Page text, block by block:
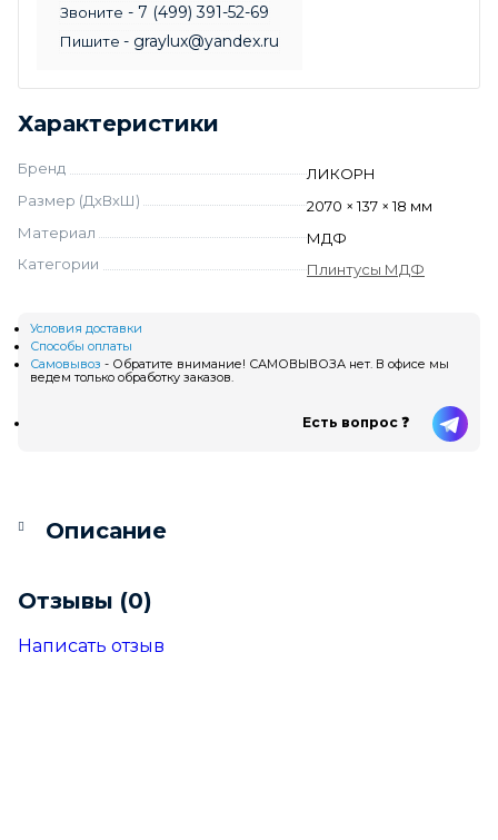
Звоните - 7 (499) 391-52-69
Пишите - graylux@yandex.ru
Характеристики
Бренд
ЛИКОРН
Размер (ДхВхШ)
2070 × 137 × 18 мм
Материал
МДФ
Категории
Плинтусы МДФ
Условия доставки
Способы оплаты
Самовывоз - Обратите внимание! САМОВЫВОЗА нет. В офисе мы
ведем только обработку заказов.
Есть вопрос ❓
Описание
Отзывы (0)
Написать отзыв